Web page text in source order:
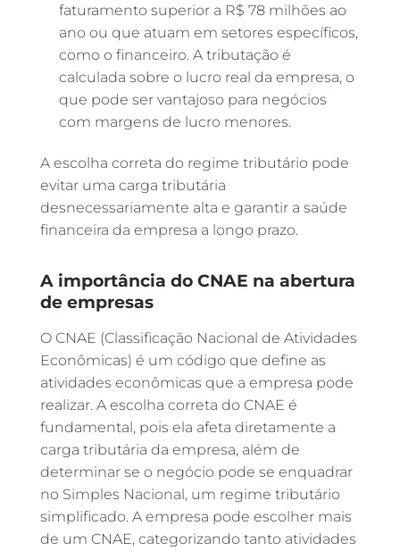
faturamento superior a R$ 78 milhões ao
ano ou que atuam em setores específicos,
como o financeiro. A tributação é
calculada sobre o lucro real da empresa, o
que pode ser vantajoso para negócios
com margens de lucro menores.
A escolha correta do regime tributário pode
evitar uma carga tributária
desnecessariamente alta e garantir a saúde
financeira da empresa a longo prazo.
A importância do CNAE na abertura
de empresas
O CNAE (Classificação Nacional de Atividades
Econômicas) é um código que define as
atividades econômicas que a empresa pode
realizar. A escolha correta do CNAE é
fundamental, pois ela afeta diretamente a
carga tributária da empresa, além de
determinar se o negócio pode se enquadrar
no Simples Nacional, um regime tributário
simplificado. A empresa pode escolher mais
de um CNAE, categorizando tanto atividades